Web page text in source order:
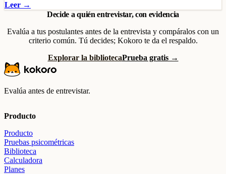
Leer →
Decide a quién entrevistar, con evidencia
Evalúa a tus postulantes antes de la entrevista y compáralos con un
criterio común. Tú decides; Kokoro te da el respaldo.
Explorar la bibliotecaPrueba gratis →
Evalúa antes de entrevistar.
Producto
Producto
Pruebas psicométricas
Biblioteca
Calculadora
Planes